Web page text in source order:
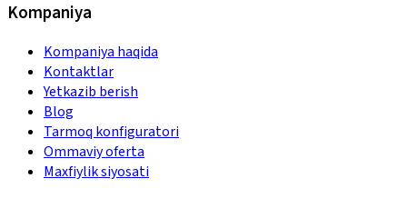
Kompaniya
Kompaniya haqida
Kontaktlar
Yetkazib berish
Blog
Tarmoq konfiguratori
Ommaviy oferta
Maxfiylik siyosati